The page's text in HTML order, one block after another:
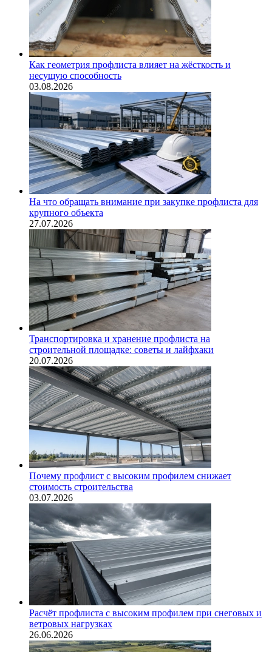
Как геометрия профлиста влияет на жёсткость и
несущую способность
03.08.2026
На что обращать внимание при закупке профлиста для
крупного объекта
27.07.2026
Транспортировка и хранение профлиста на
строительной площадке: советы и лайфхаки
20.07.2026
Почему профлист с высоким профилем снижает
стоимость строительства
03.07.2026
Расчёт профлиста с высоким профилем при снеговых и
ветровых нагрузках
26.06.2026